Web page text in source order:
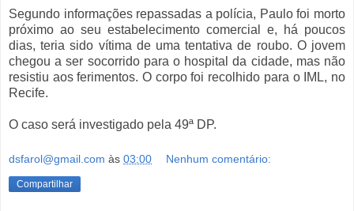
Segundo informações repassadas a polícia, Paulo foi morto
próximo ao seu estabelecimento comercial e, há poucos
dias, teria sido vítima de uma tentativa de roubo. O jovem
chegou a ser socorrido para o hospital da cidade, mas não
resistiu aos ferimentos. O corpo foi recolhido para o IML, no
Recife.
O caso será investigado pela 49ª DP.
dsfarol@gmail.com às 03:00 Nenhum comentário:
Compartilhar